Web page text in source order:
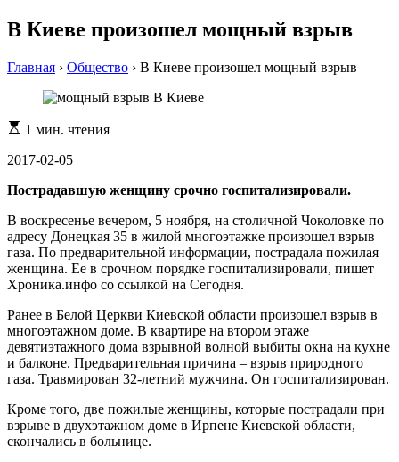
В Киеве произошел мощный взрыв
Главная › Общество › В Киеве произошел мощный взрыв
Расчетное
чтения
1 мин. чтения
2017-02-05
Пострадавшую женщину срочно госпитализировали.
В воскресенье вечером, 5 ноября, на столичной Чоколовке по
адресу Донецкая 35 в жилой многоэтажке произошел взрыв
газа. По предварительной информации, пострадала пожилая
женщина. Ее в срочном порядке госпитализировали, пишет
Хроника.инфо со ссылкой на Сегодня.
Ранее в Белой Церкви Киевской области произошел взрыв в
многоэтажном доме. В квартире на втором этаже
девятиэтажного дома взрывной волной выбиты окна на кухне
и балконе. Предварительная причина – взрыв природного
газа. Травмирован 32-летний мужчина. Он госпитализирован.
Кроме того, две пожилые женщины, которые пострадали при
взрыве в двухэтажном доме в Ирпене Киевской области,
скончались в больнице.